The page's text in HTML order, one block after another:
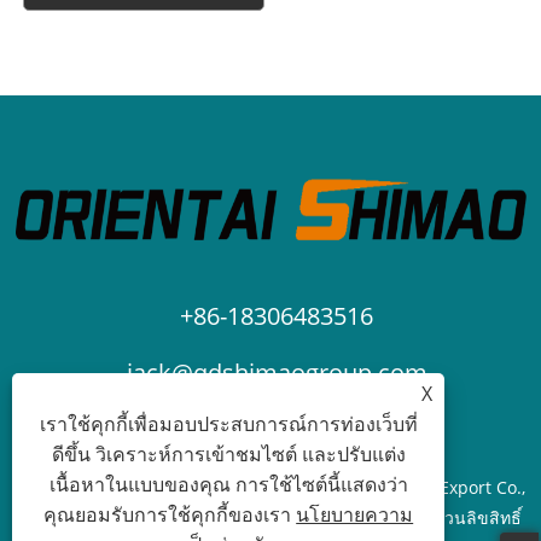
+86-18306483516
jack@qdshimaogroup.com
ลิขสิทธิ์© 2023 Qingdao Oriental Shimao Import and Export Co.,
Ltd. - รถบรรทุกอาหาร, ตัวอย่างอาหาร, รถเข็นอาหาร - สงวนลิขสิทธิ์
X
เราใช้คุกกี้เพื่อมอบประสบการณ์การท่องเว็บที่
ดีขึ้น วิเคราะห์การเข้าชมไซต์ และปรับแต่ง
เนื้อหาในแบบของคุณ การใช้ไซต์นี้แสดงว่า
คุณยอมรับการใช้คุกกี้ของเรา นโยบายความ